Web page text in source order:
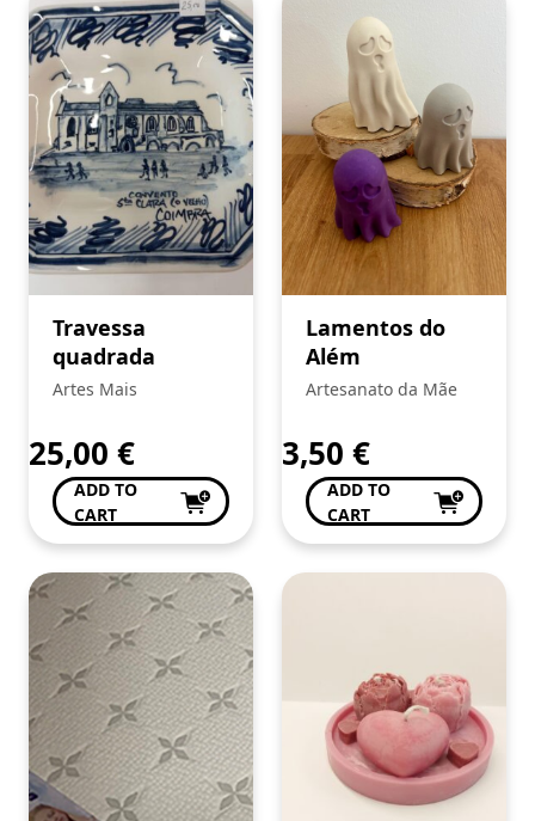
Travessa
quadrada
Artes Mais
25,00 €
ADD TO
CART
Lamentos do
Além
Artesanato da Mãe
3,50 €
ADD TO
CART